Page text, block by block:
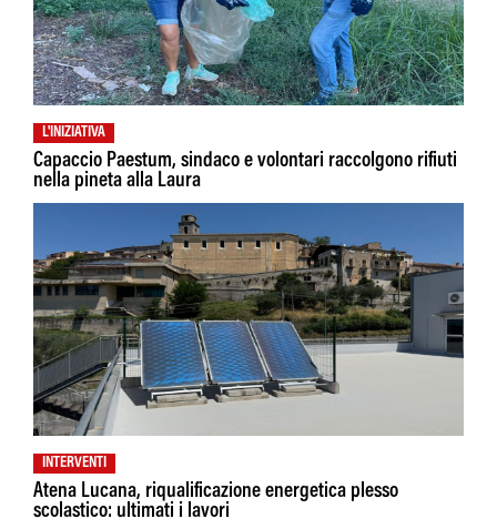
L'INIZIATIVA
Capaccio Paestum, sindaco e volontari raccolgono rifiuti
nella pineta alla Laura
INTERVENTI
Atena Lucana, riqualificazione energetica plesso
scolastico: ultimati i lavori